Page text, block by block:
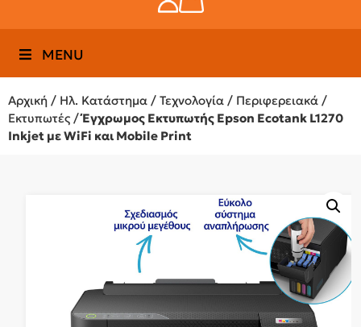
MENU
Αρχική / Ηλ. Κατάστημα / Τεχνολογία / Περιφερειακά /
Εκτυπωτές /Έγχρωμoς Εκτυπωτής Epson Ecotank L1270
Inkjet με WiFi και Mobile Print